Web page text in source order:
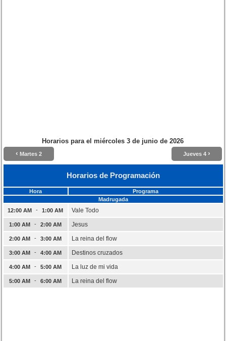
Horarios para elmiércoles 3 de junio de 2026
‹ Martes 2 Jueves 4 ›
Horarios de Programación
Hora
Programa
Madrugada
12:00 AM
- 1:00 AM Vale Todo
1:00 AM - 2:00 AM Jesus
2:00 AM - 3:00 AM La reina del flow
3:00 AM - 4:00 AM Destinos cruzados
4:00 AM - 5:00 AM La luz de mi vida
5:00 AM - 6:00 AM La reina del flow